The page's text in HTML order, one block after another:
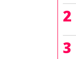
2
3